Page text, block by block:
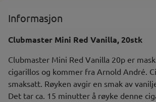
Informasjon
Clubmaster Mini Red Vanilla, 20stk
Clubmaster Mini Red Vanilla 20p er
cigarillos og kommer fra Arnold André.
smaksatt. Røyken avgir en smak av
Det tar ca. 15 minutter å røyke denne